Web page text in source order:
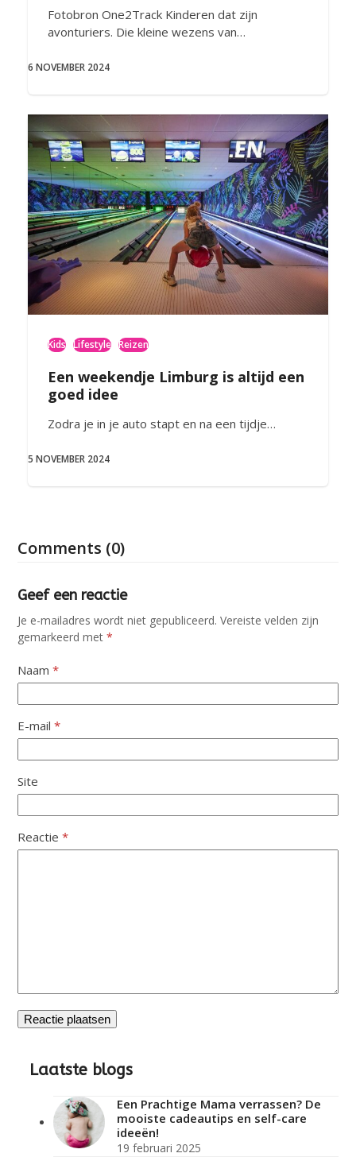
Fotobron One2Track Kinderen dat zijn
avonturiers. Die kleine wezens van…
6 NOVEMBER 2024
Kids Lifestyle Reizen
Een weekendje Limburg is altijd een
goed idee
Zodra je in je auto stapt en na een tijdje…
5 NOVEMBER 2024
Comments (0)
Geef een reactie
Je e-mailadres wordt niet gepubliceerd. Vereiste velden zijn
gemarkeerd met*
Naam*
E-mail*
Site
Reactie*
Laatste blogs
Een Prachtige Mama verrassen? De
mooiste cadeautips en self-care
ideeën!
19 februari 2025